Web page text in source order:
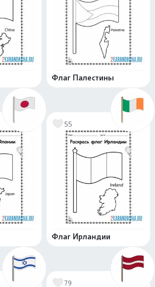
Флаг Палестины
55
Флаг Ирландии
79